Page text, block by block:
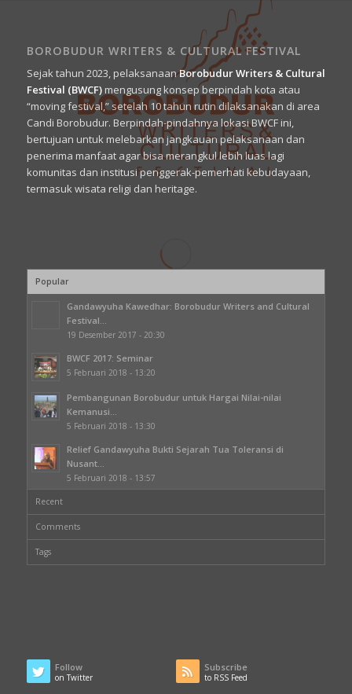
BOROBUDUR WRITERS & CULTURAL FESTIVAL
Sejak tahun 2023, pelaksanaanBorobudur Writers & Cultural
Festival (BWCF)mengusung konsep berpindah kota atau
“moving festival,” setelah 10 tahun rutin dilaksanakan di area
Candi Borobudur. Berpindah-pindahnya lokasi BWCF ini,
bertujuan untuk melebarkan jangkauan pelaksanaan dan
penerima manfaat agar bisa merangkul lebih luas lagi
komunitas dan institusi penggerak-pemerhati kebudayaan,
termasuk wisata religi dan heritage.
Popular
Gandawyuha Kawedhar: Borobudur Writers and Cultural
Festival...
19 Desember 2017 - 20:30
BWCF 2017: Seminar
5 Februari 2018 - 13:20
Pembangunan Borobudur untuk Hargai Nilai-nilai
Kemanusi...
5 Februari 2018 - 13:30
Relief Gandawyuha Bukti Sejarah Tua Toleransi di
Nusant...
5 Februari 2018 - 13:57
Recent
Comments
Tags
Follow
on Twitter
Subscribe
to RSS Feed